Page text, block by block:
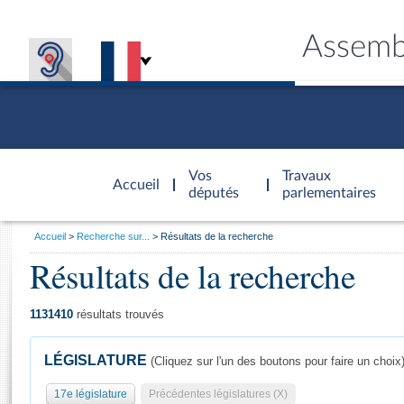
Accueil
d'accueil
Vos
députés
Travaux
parlementaires
Général
Vous
Accueil Recherche sur... Résultats de la recherche
Résultats de la recherche
1131410 résultats trouvés
LÉGISLATURE (Cliquez sur l'un des boutons pour faire un choix)
17e législature Précédentes législatures (X)